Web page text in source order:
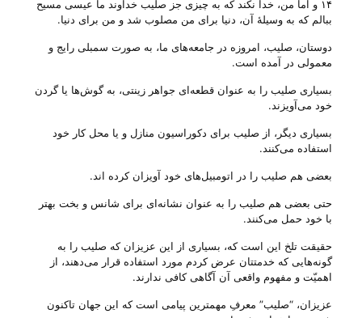
۱۴ و اما من، خدا نکند که به چیزی جز صلیب خداوند ما عیسی مسیح
ببالم که به وسیلۀ آن، دنیا برای من مصلوب شد و من برای دنیا‌.
دوستان، صلیب، امروزه در جامعه‌های ما، به صورت سمبلی رایج و
معمولی در آمده است.
بسیاری صلیب را به عنوان قطعه‌ای جواهر زینتی، به گوش‌ها یا گردن
خود می‌‌آویزند.
بسیاری دیگر، از صلیب برای دکوراسیون منازل و یا محل کار خود
استفاده می‌‌کنند.
بعضی هم صلیب را در اتومبیل‌های خود آویزان کرده اند.
حتی بعضی هم صلیب را به عنوان نشانه‌ای برای شانس و بخت بهتر
با خود حمل می‌‌کنند.
حقیقت تلخ این است که، بسیاری از این عزیزان که صلیب را به
گونه‌هایی‌ که خدمتتان عرض کردم مورد استفاده قرار می‌‌دهند، از
اهمیّت و مفهوم واقعی آن آگاهی کافی ندارند.
عزیزان، “صلیب” معرفِ مهمترین پیامی است که این جهان تاکنون